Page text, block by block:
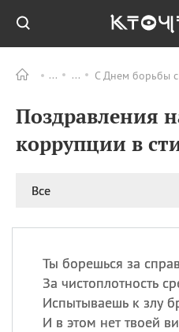
С Днем борьбы
Поздравления
коррупции в
Все
Ты борешься за
За чистоплотность
Испытываешь к злу
И в этом нет твоей